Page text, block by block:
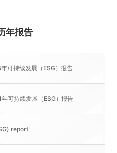
年报告
可持续发展（ESG）报告
可持续发展（ESG）报告
report